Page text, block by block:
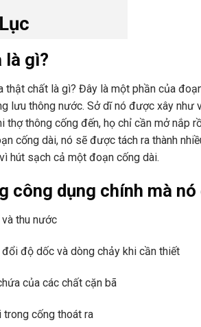
là gì?
thật chất là gì? Đây là một phần của
lưu thông nước. Sở dĩ nó được xây như
thợ thông cống đến, họ chỉ cần mở nắp
cống dài, nó sẽ được tách ra thành
hút sạch cả một đoạn cống dài.
công dụng chính mà
thu nước
đổi độ dốc và dòng chảy khi cần thiết
của các chất cặn bã
trong cống thoát ra